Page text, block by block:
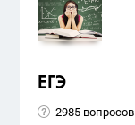
ЕГЭ
2985 вопросов